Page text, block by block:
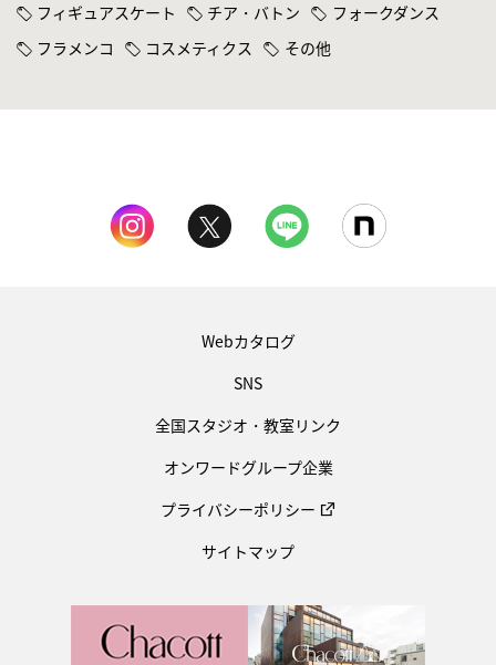
フィギュアスケート
チア・バトン
フォークダンス
フラメンコ
コスメティクス その他
Webカタログ
SNS
全国スタジオ・教室リンク
オンワードグループ企業
プライバシーポリシー
サイトマップ